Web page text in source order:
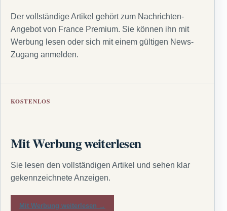
Der vollständige Artikel gehört zum Nachrichten-
Angebot von France Premium. Sie können ihn mit
Werbung lesen oder sich mit einem gültigen News-
Zugang anmelden.
KOSTENLOS
Mit Werbung weiterlesen
Sie lesen den vollständigen Artikel und sehen klar
gekennzeichnete Anzeigen.
Mit Werbung weiterlesen →